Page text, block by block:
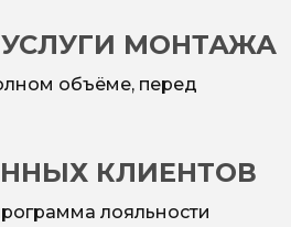
МОНТАЖА
объёме, перед
КЛИЕНТОВ
лояльности